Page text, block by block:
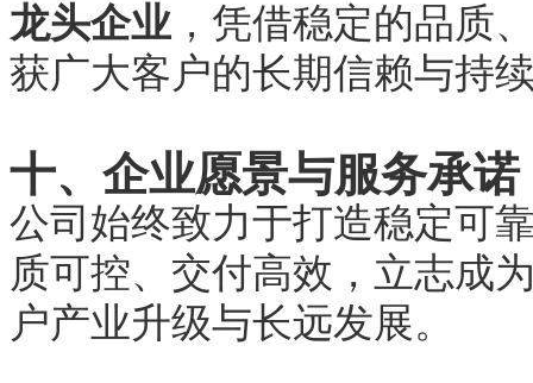
龙头企业 ，凭借稳定的品质
获广大客户的长期信赖与持
十、企业愿景与服务承诺
公司始终致力于打造稳定可
质可控、交付高效，立志成
户产业升级与长远发展。